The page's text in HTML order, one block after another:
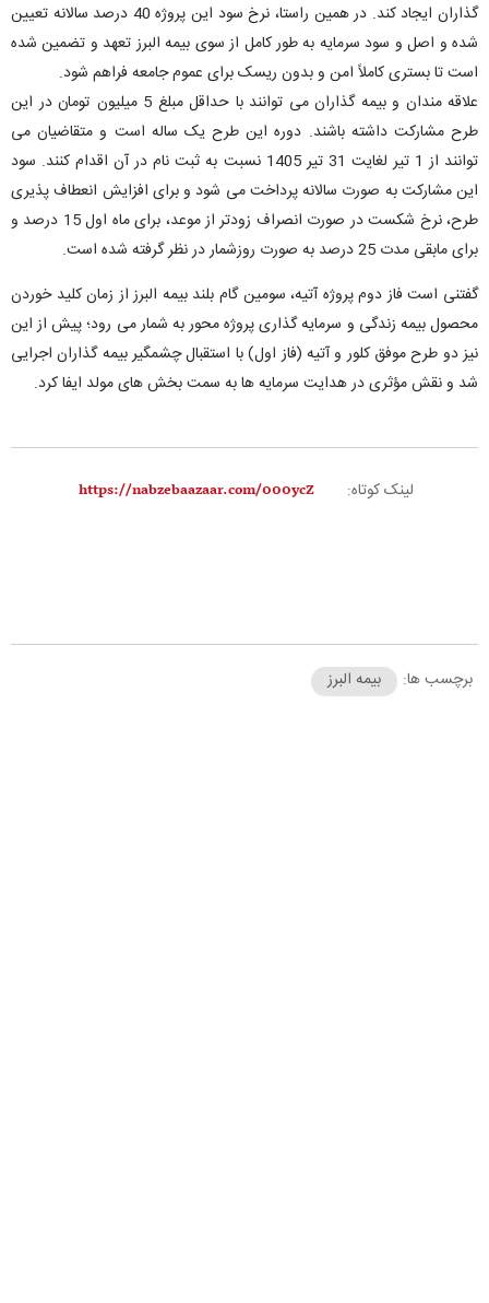
گذاران ایجاد کند. در همین راستا، نرخ سود این پروژه 40 درصد سالانه تعیین
شده و اصل و سود سرمایه به طور کامل از سوی بیمه البرز تعهد و تضمین شده
است تا بستری کاملاً امن و بدون ریسک برای عموم جامعه فراهم شود.
علاقه مندان و بیمه گذاران می توانند با حداقل مبلغ 5 میلیون تومان در این
طرح مشارکت داشته باشند. دوره این طرح یک ساله است و متقاضیان می
توانند از 1 تیر لغایت 31 تیر 1405 نسبت به ثبت نام در آن اقدام کنند. سود
این مشارکت به صورت سالانه پرداخت می شود و برای افزایش انعطاف پذیری
طرح، نرخ شکست در صورت انصراف زودتر از موعد، برای ماه اول 15 درصد و
برای مابقی مدت 25 درصد به صورت روزشمار در نظر گرفته شده است.
گفتنی است فاز دوم پروژه آتیه، سومین گام بلند بیمه البرز از زمان کلید خوردن
محصول بیمه زندگی و سرمایه گذاری پروژه محور به شمار می رود؛ پیش از این
نیز دو طرح موفق کلور و آتیه (فاز اول) با استقبال چشمگیر بیمه گذاران اجرایی
شد و نقش مؤثری در هدایت سرمایه ها به سمت بخش های مولد ایفا کرد.
لینک کوتاه:
برچسب ها: بیمه البرز